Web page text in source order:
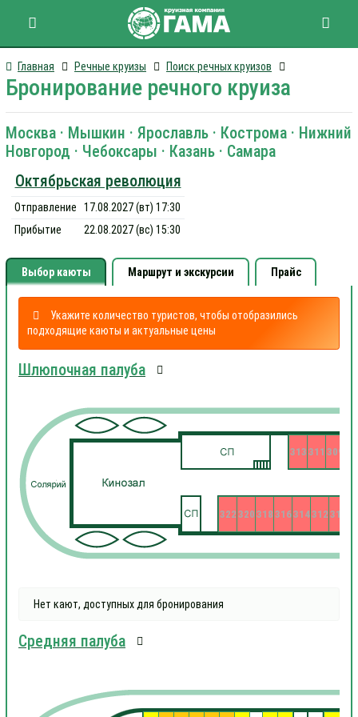
Главная Речные круизы Поиск речных круизов
Бронирование речного круиза
Москва · Мышкин · Ярославль · Кострома · Нижний
Новгород · Чебоксары · Казань · Самара
Октябрьская революция
Отправление
17.08.2027 (вт) 17:30
Прибытие
22.08.2027 (вс) 15:30
Выбор каюты Маршрут и экскурсии Прайс
Укажите количество туристов, чтобы отобразились
подходящие каюты и актуальные цены
Шлюпочная палуба
309
310
311
312
313
314
316
318
320
322
Нет кают, доступных для бронирования
Средняя палуба